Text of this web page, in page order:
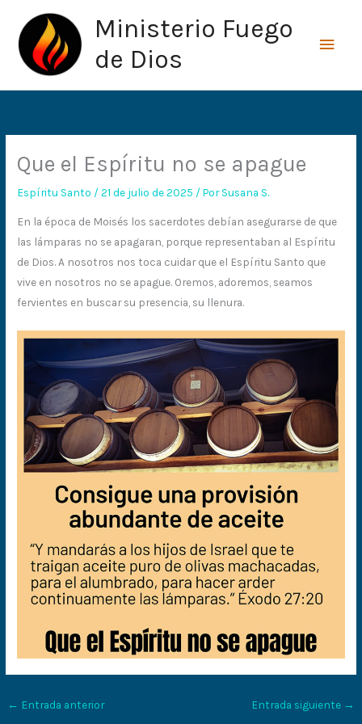
contenido
Ministerio Fuego
de Dios
Que el Espíritu no se apague
Espíritu Santo /21 de julio de 2025 / PorSusana S.
En la época de Moisés los sacerdotes debían asegurarse de que
las lámparas no se apagaran, porque representaban al Espíritu
de Dios. A nosotros nos toca cuidar que el Espíritu Santo que
vive en nosotros no se apague. Oremos, adoremos, seamos
fervientes en buscar su presencia, su llenura.
← Entrada anterior Entrada siguiente →